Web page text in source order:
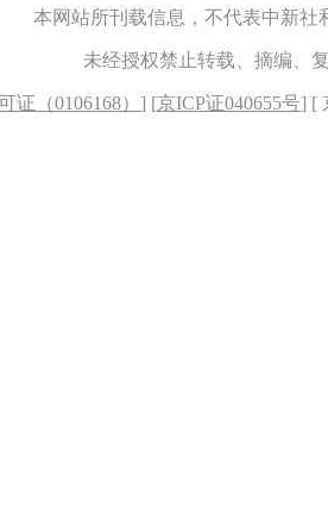
本网站所刊载信息，不代表中新
未经授权禁止转载、摘编、
证（0106168） ] [京ICP证040655号] [